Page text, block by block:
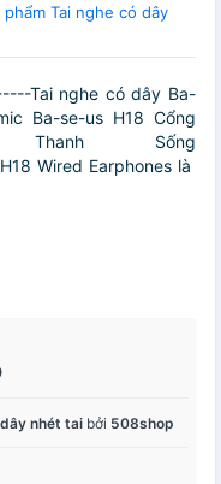
Tai nghe có dây
Tai nghe có dây Ba-
Ba-se-us H18 Cổng
Sống
Wired Earphones là
nhét tai bởi 508shop